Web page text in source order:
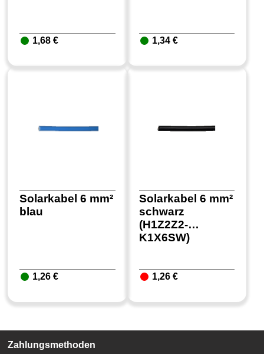
1,68 € 1,34 €
Solarkabel 6 mm²
blau
1,26 €
Solarkabel 6 mm²
schwarz
(H1Z2Z2-
K1X6SW)
1,26 €
Zahlungsmethoden